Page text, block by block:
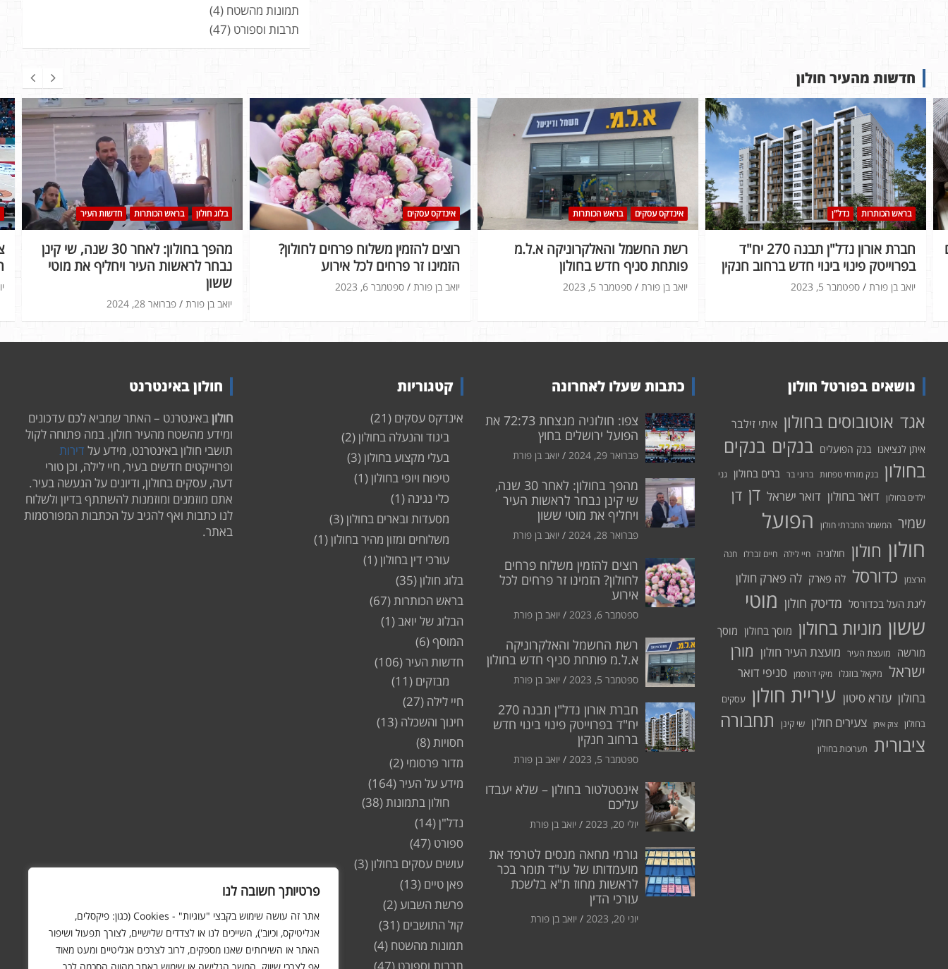
פרטיותך חשובה לנו
אתר זה עושה שימוש בקבצי "עוגיות" - Cookies (כגון: פיקסלים,
אנליטיקס, וכיוב'), השייכים לנו או לצדדים שלישיים, לצורך תפעול ושיפור
האתר או השירותים שאנו מספקים, לרוב לצרכים אנליטיים ומעט מאוד
תמונות מהשטח (4)
תרבות וספורט (47)
חדשות מהעיר חולון
בלוג חולון בראש הכותרות חדשות העיר
מהפך בחולון: לאחר 30 שנה, שי קינן
נבחר לראשות העיר ויחליף את מוטי
ששון
פברואר 28, 2024 יואב בן פורת
אינדקס עסקים
רוצים להזמין משלוח פרחים לחולון?
הזמינו זר פרחים לכל אירוע
ספטמבר 6, 2023 יואב בן פורת
אינדקס עסקים בראש הכותרות
רשת החשמל והאלקרוניקה א.ל.מ
פותחת סניף חדש בחולון
ספטמבר 5, 2023 יואב בן פורת
בראש הכותרות נדל"ן
חברת אורון נדל"ן תבנה 270 יח"ד
בפרוייטק פינוי בינוי חדש ברחוב חנקין
ספטמבר 5, 2023 יואב בן פורת
נושאים בפורטל חולון
אגד אוטובוסים בחולון איתי זילבר
איתן לנציאנו בנק הפועלים בנקים בנקים
בחולון בנק מזרחי טפחות ברוני בר ברים בחולון גני
ילדים בחולון דואר בחולון דואר ישראל דן דן
שמיר המשמר החברתי חולון
הפועל
חולון חולון חולוניה חיי לילה חיים זברלו חנה
הרצמן כדורסל לה פארק לה פארק חולון
ליגת העל בכדורסל מדיטק חולון מוטי
ששון מוניות בחולון מוסך בחולון מוסך
מורשה
מועצת העיר מועצת העיר חולון מורן
ישראל מיקאל בוזגלו מיקי דורסמן סניפי דואר
בחולון עזרא סיטון עיריית חולון עסקים
בחולון
צוק איתן צעירים חולון שי קינן
תחבורה
ציבורית
תערוכות בחולון
כתבות שעלו לאחרונה
צפו: חולוניה מנצחת 72:73 את
הפועל ירושלים בחוץ
פברואר 29, 2024 יואב בן פורת
מהפך בחולון: לאחר 30 שנה,
שי קינן נבחר לראשות העיר
ויחליף את מוטי ששון
פברואר 28, 2024 יואב בן פורת
רוצים להזמין משלוח פרחים
לחולון? הזמינו זר פרחים לכל
אירוע
ספטמבר 6, 2023 יואב בן פורת
רשת החשמל והאלקרוניקה
א.ל.מ פותחת סניף חדש בחולון
ספטמבר 5, 2023 יואב בן פורת
חברת אורון נדל"ן תבנה 270
יח"ד בפרוייטק פינוי בינוי חדש
ברחוב חנקין
ספטמבר 5, 2023 יואב בן פורת
אינסטלטור בחולון – שלא יעבדו
עליכם
יולי 20, 2023 יואב בן פורת
גורמי מחאה מנסים לטרפד את
מועמדותו של עו"ד תומר בכר
לראשות מחוז ת"א בלשכת
עורכי הדין
יוני 20, 2023 יואב בן פורת
קטגוריות
אינדקס עסקים (21)
ביגוד והנעלה בחולון(2)
בעלי מקצוע בחולון(3)
טיפוח ויופי בחולון(1)
כלי נגינה (1)
מסעדות ובארים בחולון(3)
משלוחים ומזון מהיר בחולון(1)
עורכי דין בחולון(1)
בלוג חולון(35)
בראש הכותרות(67)
הבלוג של יואב (1)
המוסף(6)
חדשות העיר(106)
מבזקים (11)
חיי לילה (27)
חינוך והשכלה (13)
חסויות(8)
מדור פרסומי (2)
מידע על העיר(164)
חולון בתמונות(38)
נדל"ן(14)
ספורט (47)
עושים עסקים בחולון(3)
פאן טיים (13)
פרשת השבוע(2)
קול התושבים (31)
תמונות מהשטח (4)
חולון באינטרנט
חולוןבאינטרנט – האתר שמביא לכם עדכונים
ומידע מהשטח מהעיר חולון. במה פתוחה לקול
תושבי חולון באינטרנט, מידע על דירות
ופרוייקטים חדשים בעיר, חיי לילה, וכן טורי
דעה, עסקים בחולון, ודיונים על הנעשה בעיר.
אתם מוזמנים ומוזמנות להשתתף בדיון ולשלוח
לנו כתבות ואף להגיב על הכתבות המפורסמות
באתר.